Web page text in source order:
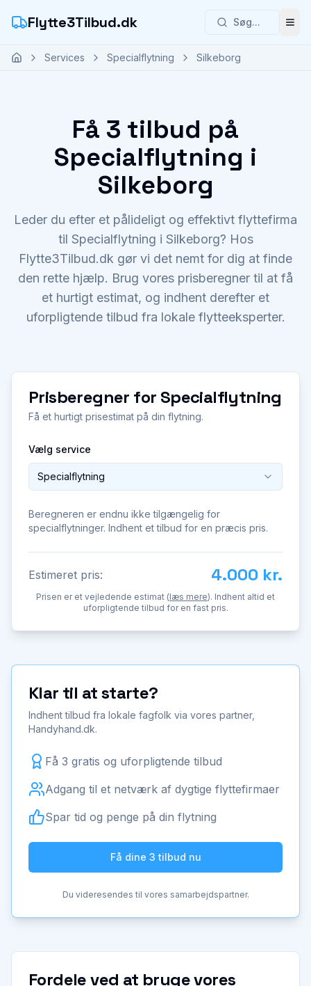
Flytte3Tilbud.dk Søg... Åbn
Services Specialflytning Silkeborg
Få 3 tilbud på
Specialflytning i
Silkeborg
Leder du efter et pålideligt og effektivt flyttefirma
til Specialflytning i Silkeborg? Hos
Flytte3Tilbud.dk gør vi det nemt for dig at finde
den rette hjælp. Brug vores prisberegner til at få
et hurtigt estimat, og indhent derefter et
uforpligtende tilbud fra lokale flytteeksperter.
Prisberegner for Specialflytning
Få et hurtigt prisestimat på din flytning.
Vælg service
Specialflytning
Beregneren er endnu ikke tilgængelig for
specialflytninger. Indhent et tilbud for en præcis pris.
Estimeret pris: 4.000 kr.
Prisen er et vejledende estimat (læs mere). Indhent altid et
uforpligtende tilbud for en fast pris.
Klar til at starte?
Indhent tilbud fra lokale fagfolk via vores partner,
Handyhand.dk.
Få 3 gratis og uforpligtende tilbud
Adgang til et netværk af dygtige flyttefirmaer
Spar tid og penge på din flytning
Få dine 3 tilbud nu
Du videresendes til vores samarbejdspartner.
Fordele ved at bruge vores